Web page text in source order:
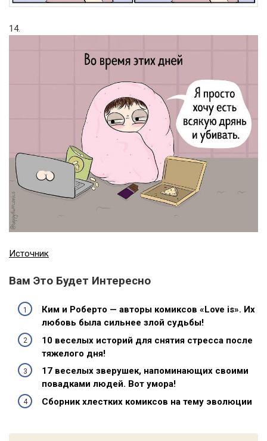
14.
Источник
Вам Это Будет Интересно
Ким и Роберто — авторы комиксов «Love is». Их
любовь была сильнее злой судьбы!
10 веселых историй для снятия стресса после
тяжелого дня!
17 веселых зверушек, напоминающих своими
повадками людей. Вот умора!
Сборник хлестких комиксов на тему эволюции